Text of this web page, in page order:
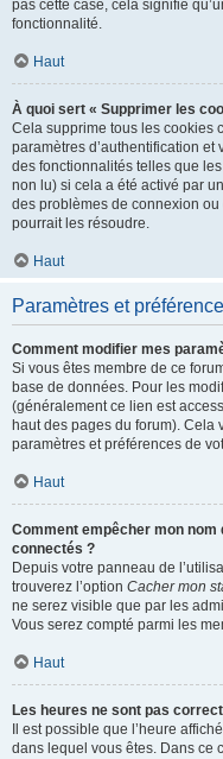
pas cette case, cela signifie
fonctionnalité.
Haut
À quoi sert « Supprimer les
Cela supprime tous les cookies
paramètres d’authentification
des fonctionnalités telles que
non lu) si cela a été activé par
des problèmes de connexion
pourrait les résoudre.
Haut
Paramètres et
Comment modifier mes
Si vous êtes membre de ce
base de données. Pour les
(généralement ce lien est
haut des pages du forum). Cela
paramètres et préférences de
Haut
Comment empêcher mon nom
connectés ?
Depuis votre panneau de
trouverez l’option Cacher mon
ne serez visible que par les
Vous serez compté parmi les
Haut
Les heures ne sont pas
Il est possible que l’heure
dans lequel vous êtes. Dans ce